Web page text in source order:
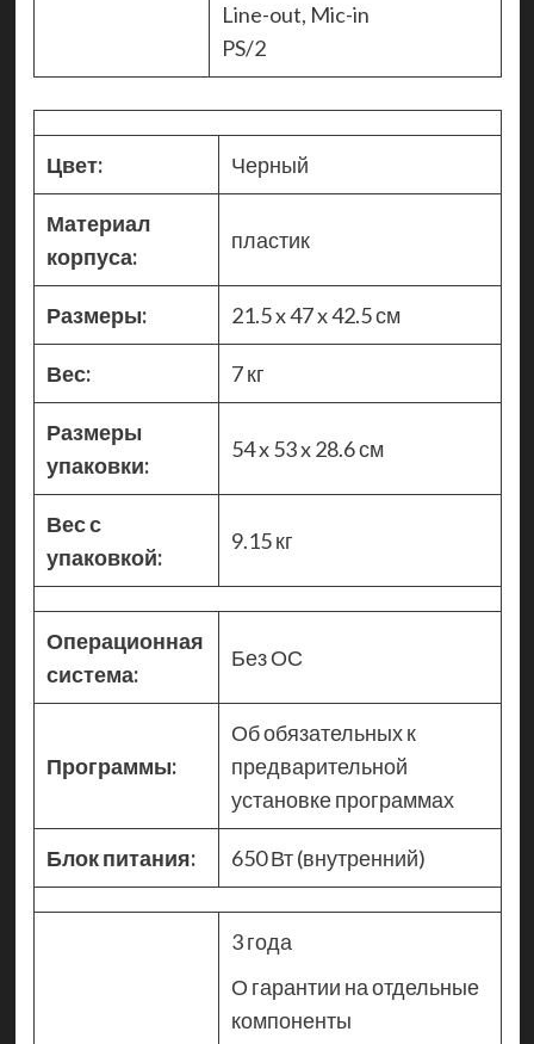
Line-out, Mic-in
PS/2
Цвет: Черный
Материал
корпуса:
пластик
Размеры: 21.5 x 47 x 42.5 см
Вес: 7 кг
Размеры
упаковки:
54 x 53 x 28.6 см
Вес с
упаковкой:
9.15 кг
Операционная
система:
Без ОС
Программы:
Об обязательных к
предварительной
установке программах
Блок питания: 650 Вт (внутренний)
3 года
О гарантии на отдельные
компоненты